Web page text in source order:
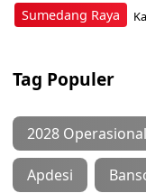
Sumedang Raya
Tag Populer
2028 Operasional
Apdesi